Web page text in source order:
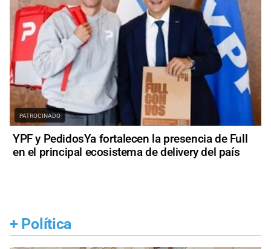
PATROCINADO
YPF y PedidosYa fortalecen la presencia de Full
en el principal ecosistema de delivery del país
+ Política